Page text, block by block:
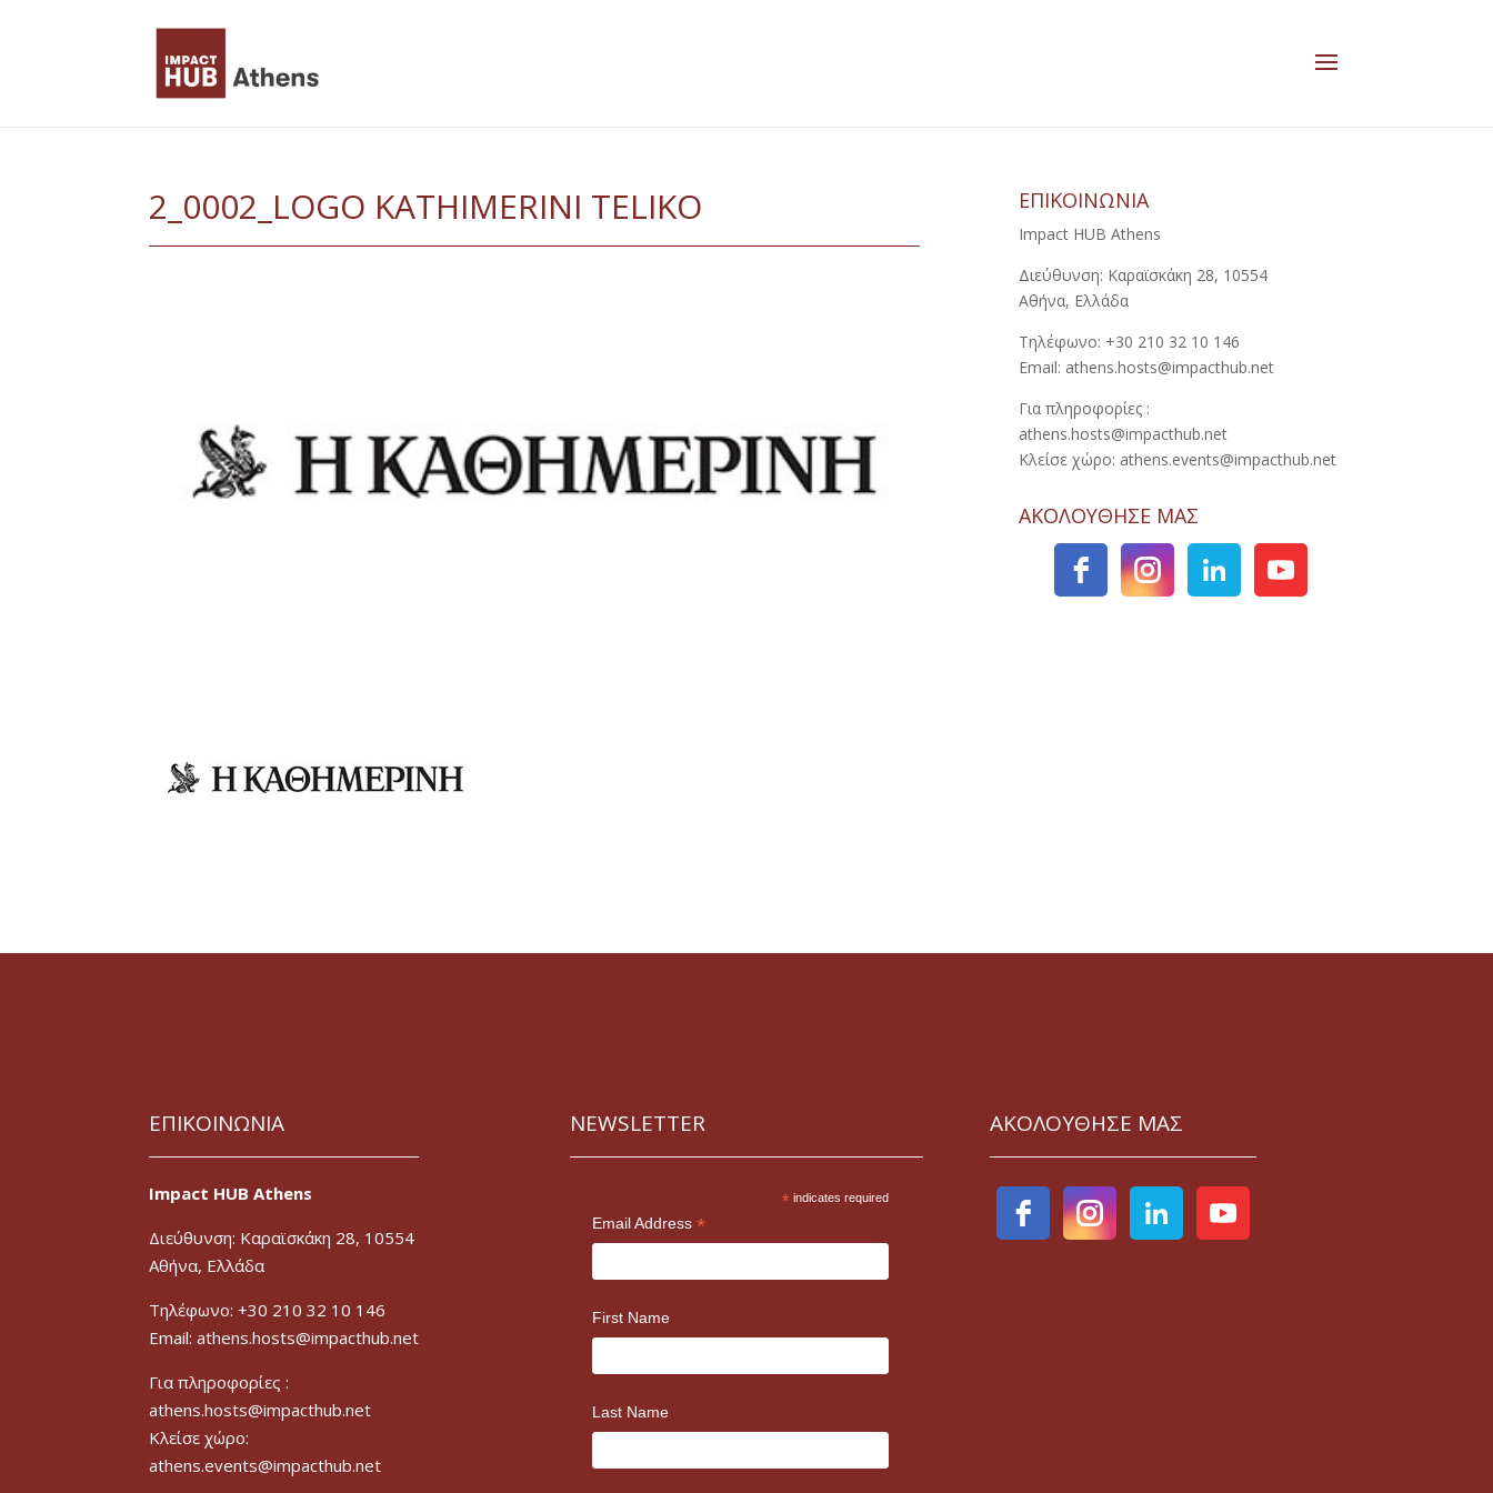
2_0002_LOGO KATHIMERINI TELIKO ΕΠΙΚΟΙΝΩΝΙΑ
Impact HUB Athens
Διεύθυνση: Καραϊσκάκη 28, 10554
Αθήνα, Ελλάδα
Τηλέφωνο: +30 210 32 10 146
Email: athens.hosts@impacthub.net
Για πληροφορίες :
athens.hosts@impacthub.net
Κλείσε χώρο: athens.events@impacthub.net
ΑΚΟΛΟΥΘΗΣΕ ΜΑΣ
ΕΠΙΚΟΙΝΩΝΙΑ
Impact HUB Athens
Διεύθυνση: Καραϊσκάκη 28, 10554
Αθήνα, Ελλάδα
Τηλέφωνο: +30 210 32 10 146
Email: athens.hosts@impacthub.net
Για πληροφορίες :
athens.hosts@impacthub.net
Κλείσε χώρο:
athens.events@impacthub.net
NEWSLETTER
* indicates required
Email Address *
First Name
Last Name
ΑΚΟΛΟΥΘΗΣΕ ΜΑΣ